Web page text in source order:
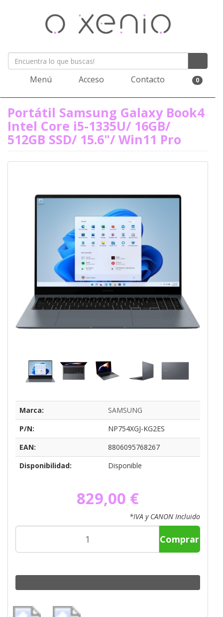
Menú Acceso Contacto 0
Portátil Samsung Galaxy Book4
Intel Core i5-1335U/ 16GB/
512GB SSD/ 15.6"/ Win11 Pro
Marca:
SAMSUNG
P/N:
NP754XGJ-KG2ES
EAN:
8806095768267
Disponibilidad:
Disponible
829,00 €
*IVA y CANON Incluido
Comprar